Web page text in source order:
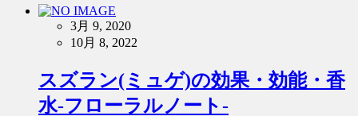
3月 9, 2020
10月 8, 2022
スズラン(ミュゲ)の効果・効能・香
水-フローラルノート-